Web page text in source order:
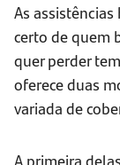
As
certo de quem
quer perder
oferece duas
variada de
A primeira